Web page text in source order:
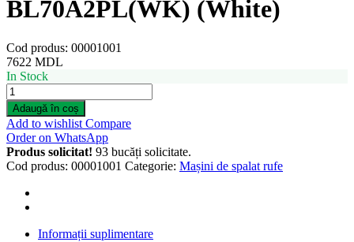
BL70A2PL(WK) (White)
Cod produs: 00001001
7622 MDL
In Stock
Masina
de
spalat
Toshiba
TW-
BL70A2PL(WK)
(White)
quantity
Adaugă în coș
Add to wishlist Compare
Order on WhatsApp
Produs solicitat! 93 bucăți solicitate.
Cod produs: 00001001 Categorie: Mașini de spalat rufe
Informații suplimentare